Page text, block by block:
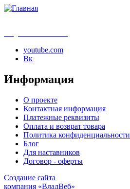
youtube.com
Вк
Информация
О проекте
Контактная информация
Платежные реквизиты
Оплата и возврат товара
Политика конфиденциальности
Блог
Для наставников
Договор - оферты
Создание сайта
компания «ВладВеб»